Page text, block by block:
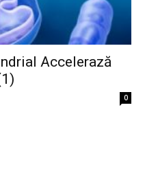
Accelerază
0